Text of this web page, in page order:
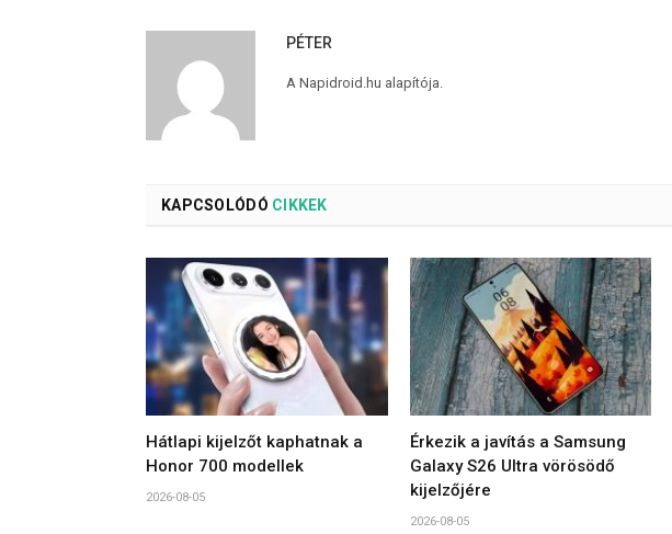
PÉTER
A Napidroid.hu alapítója.
KAPCSOLÓDÓ CIKKEK
Hátlapi kijelzőt kaphatnak a
Honor 700 modellek
2026-08-05
Érkezik a javítás a Samsung
Galaxy S26 Ultra vörösödő
kijelzőjére
2026-08-05